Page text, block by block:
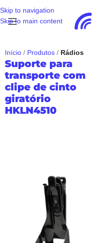
Skip to navigation
Skip to main content
Início Produtos Rádios
Suporte para
transporte com
clipe de cinto
giratório
HKLN4510